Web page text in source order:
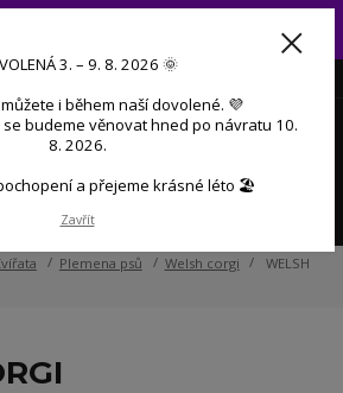
mít dovolenou 💜 Objednávky přijaté
postupně zpracovávat po návratu 💜
Plemena psů Welsh corgi
WELSH
3. – 9. 8. 2026 🌞
i během naší dovolené. 💜
budeme věnovat hned po návratu 10.
8. 2026.
a přejeme krásné léto 🏖️
Zavřít